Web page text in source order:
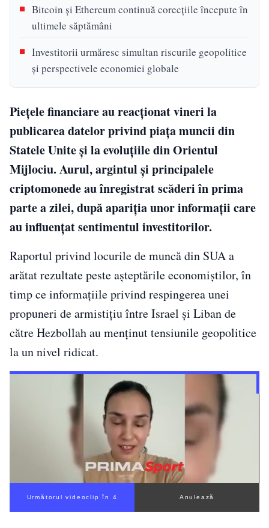
Bitcoin și Ethereum continuă corecțiile începute în
ultimele săptămâni
Investitorii urmăresc simultan riscurile geopolitice
și perspectivele economiei globale
Piețele financiare au reacționat vineri la
publicarea datelor privind piața muncii din
Statele Unite și la evoluțiile din Orientul
Mijlociu. Aurul, argintul și principalele
criptomonede au înregistrat scăderi în prima
parte a zilei, după apariția unor informații care
au influențat sentimentul investitorilor.
Raportul privind locurile de muncă din SUA a
arătat rezultate peste așteptările economiștilor, în
timp ce informațiile privind respingerea unei
propuneri de armistițiu între Israel și Liban de
către Hezbollah au menținut tensiunile geopolitice
la un nivel ridicat.
Următorul videoclip în 3 Anulează